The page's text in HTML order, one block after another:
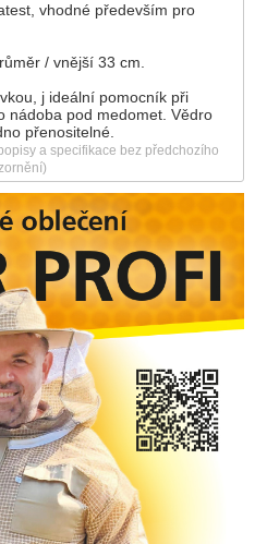
vhodné především pro
/ vnější 33 cm.
j ideální pomocník při
nádoba pod medomet. Vědro
přenositelné.
a specifikace bez předchozího